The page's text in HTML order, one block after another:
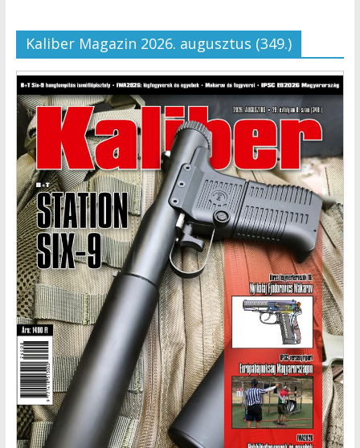
Kaliber Magazin 2026. augusztus (349.)